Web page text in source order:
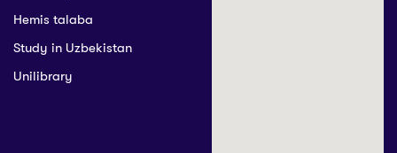
Hemis talaba
Study in Uzbekistan
Unilibrary